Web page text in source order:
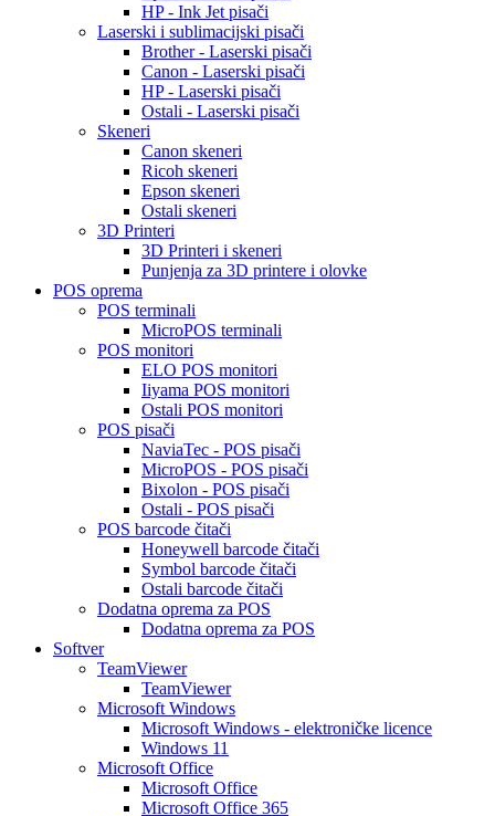
HP - Ink Jet pisači
Laserski i sublimacijski pisači
Brother - Laserski pisači
Canon - Laserski pisači
HP - Laserski pisači
Ostali - Laserski pisači
Skeneri
Canon skeneri
Ricoh skeneri
Epson skeneri
Ostali skeneri
3D Printeri
3D Printeri i skeneri
Punjenja za 3D printere i olovke
POS oprema
POS terminali
MicroPOS terminali
POS monitori
ELO POS monitori
Iiyama POS monitori
Ostali POS monitori
POS pisači
NaviaTec - POS pisači
MicroPOS - POS pisači
Bixolon - POS pisači
Ostali - POS pisači
POS barcode čitači
Honeywell barcode čitači
Symbol barcode čitači
Ostali barcode čitači
Dodatna oprema za POS
Dodatna oprema za POS
Softver
TeamViewer
TeamViewer
Microsoft Windows
Microsoft Windows - elektroničke licence
Windows 11
Microsoft Office
Microsoft Office
Microsoft Office 365